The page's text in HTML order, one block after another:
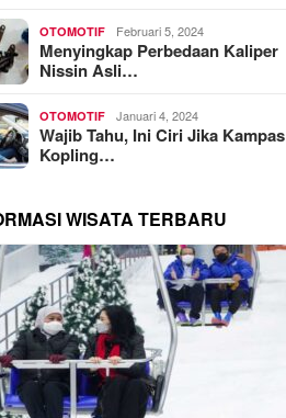
OTOMOTIF Februari 5, 2024
Menyingkap Perbedaan Kaliper
Nissin Asli…
OTOMOTIF Januari 4, 2024
Wajib Tahu, Ini Ciri Jika Kampas
Kopling…
WISATA TERBARU